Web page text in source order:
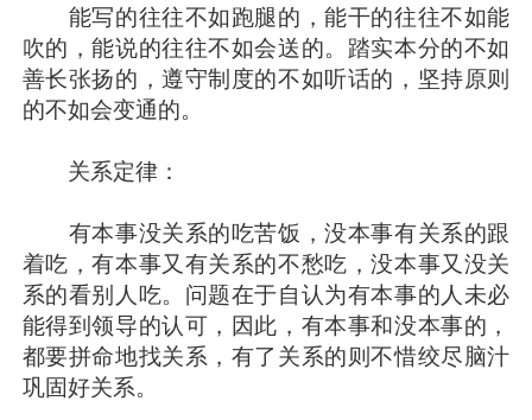
能写的往往不如跑腿的，能干的往往不如能
吹的，能说的往往不如会送的。踏实本分的不如
善长张扬的，遵守制度的不如听话的，坚持原则
的不如会变通的。
关系定律：
有本事没关系的吃苦饭，没本事有关系的跟
着吃，有本事又有关系的不愁吃，没本事又没关
系的看别人吃。问题在于自认为有本事的人未必
能得到领导的认可，因此，有本事和没本事的，
都要拼命地找关系，有了关系的则不惜绞尽脑汁
巩固好关系。